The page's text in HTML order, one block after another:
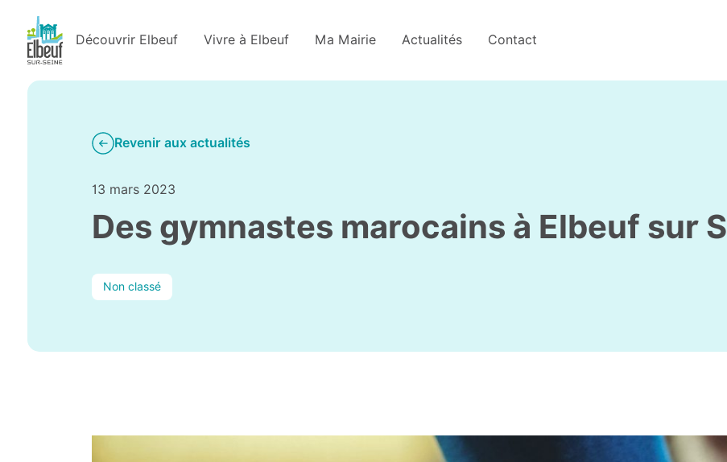
Découvrir Elbeuf Vivre à Elbeuf Ma Mairie Actualités Contact
Revenir aux actualités
13 mars 2023
Des gymnastes marocains à Elbeuf sur
Non classé